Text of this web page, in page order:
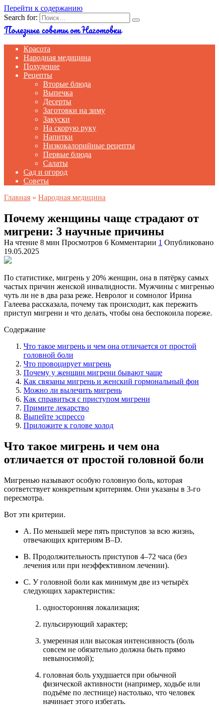
Перейти к содержанию
Search for:
Полезные советы от Наготовки
Красота
Народная медицина
Похудение
Рецепты
Вторые блюда
Выпечка
Десерты
Заготовки на зиму
Закуски
На скорую руку
Напитки
Низкокалорийные рецепты
Первые блюда
Салаты
Сад и огород
Советы
Главная » Народная медицина
Почему женщины чаще страдают от
мигрени: 3 научные причины
На чтение 8 мин Просмотров 6 Комментарии 1 Опубликовано
19.05.2025
По статистике, мигрень у 20% женщин, она в пятёрку самых
частых причин женской инвалидности. Мужчины с мигренью
чуть ли не в два раза реже. Невролог и сомнолог Ирина
Галеева рассказала, почему так происходит, как пережить
приступ мигрени и что делать, чтобы она беспокоила пореже.
Содержание
Что такое мигрень и чем она отличается от простой
головной боли
Что провоцирует мигрень
Почему у женщин мигрени бывают чаще
Как связаны мигрень и женский гормональный фон
Можно ли вылечить мигрень
Как справиться с приступом мигрени
Примите лекарство
Выпейте эспрессо
Приложите к голове холод
Что такое мигрень и чем она
отличается от простой головной боли
Мигренью называют особую головную боль, которая
соответствует конкретным критериям. Они указаны в 3‑го
пересмотра.
Вот эти критерии.
A. По меньшей мере пять приступов за всю жизнь,
отвечающих критериям B–D.
B. Продолжительность приступов 4–72 часа (без
лечения или при неэффективном лечении).
C. У головной боли как минимум две из четырёх
следующих характеристик:
односторонняя локализация;
пульсирующий характер;
умеренная или высокая интенсивность (боль
совсем не обязательно должна быть прямо
невыносимой);
головная боль ухудшается при обычной
физической активности (например, ходьбе или
подъёме по лестнице) настолько, что человек
начинает этого избегать.